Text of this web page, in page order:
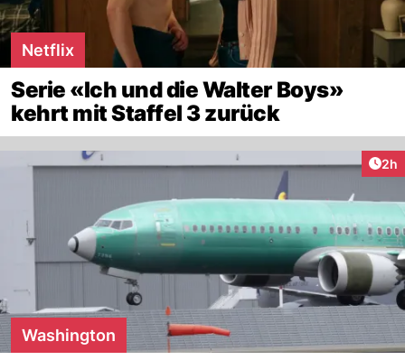
Netflix
Serie «Ich und die Walter Boys»
kehrt mit Staffel 3 zurück
2h
Washington